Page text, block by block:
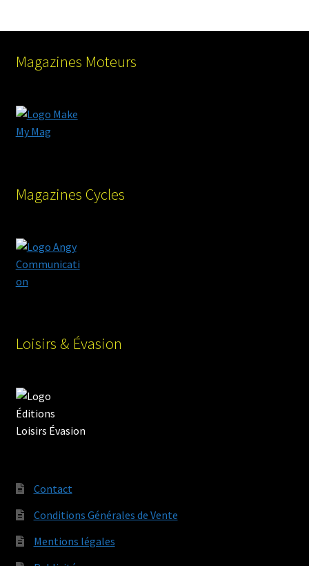
Magazines Moteurs
Magazines Cycles
Loisirs & Évasion
Contact
Conditions Générales de Vente
Mentions légales